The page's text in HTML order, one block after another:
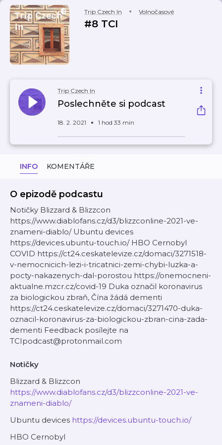
Trip Czech In Volnočasové
#8 TCI
Trip Czech In
Poslechněte si podcast
18. 2. 2021 1 hod 33 min
INFO KOMENTÁŘE
O epizodě podcastu
Notičky Blizzard & Blizzcon
https://www.diablofans.cz/d3/blizzconline-2021-ve-
znameni-diablo/ Ubuntu devices
https://devices.ubuntu-touch.io/ HBO Cernobyl
COVID https://ct24.ceskatelevize.cz/domaci/3271518-
v-nemocnicich-lezi-i-tricatnici-zemi-chybi-luzka-a-
pocty-nakazenych-dal-porostou https://onemocneni-
aktualne.mzcr.cz/covid-19 Duka označil koronavirus
za biologickou zbraň, Čína žádá dementi
https://ct24.ceskatelevize.cz/domaci/3271470-duka-
oznacil-koronavirus-za-biologickou-zbran-cina-zada-
dementi Feedback posílejte na
TCIpodcast@protonmail.com
Notičky
Blizzard & Blizzcon
https://www.diablofans.cz/d3/blizzconline-2021-ve-
znameni-diablo/
Ubuntu devices https://devices.ubuntu-touch.io/
HBO Cernobyl